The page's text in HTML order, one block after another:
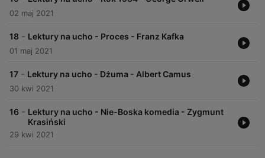
02 maj 2021
18 - Lektury na ucho - Proces - Franz Kafka
01 maj 2021
17 - Lektury na ucho - Dżuma - Albert Camus
30 kwi 2021
16 - Lektury na ucho - Nie-Boska komedia - Zygmunt
Krasiński
29 kwi 2021